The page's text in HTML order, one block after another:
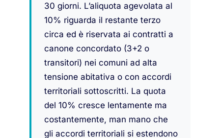
30 giorni. L’aliquota agevolata al
10% riguarda il restante terzo
circa ed è riservata ai contratti a
canone concordato (3+2 o
transitori) nei comuni ad alta
tensione abitativa o con accordi
territoriali sottoscritti. La quota
del 10% cresce lentamente ma
costantemente, man mano che
gli accordi territoriali si estendono